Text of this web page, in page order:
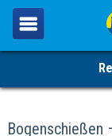
Bogenschießen